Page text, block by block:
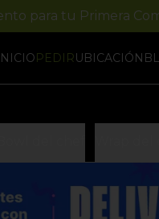
para tu Primera
PEDIRUBICACIÓN